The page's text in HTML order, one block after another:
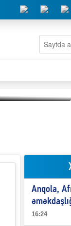
Anqola,
16:24